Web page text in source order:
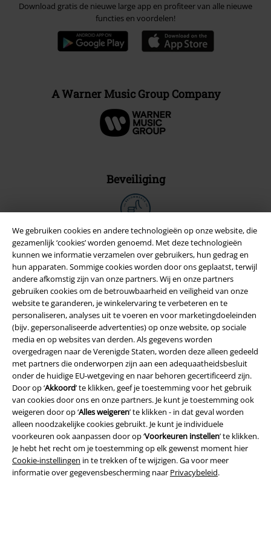
We gebruiken cookies en andere technologieën op onze website, die
gezamenlijk ‘cookies’ worden genoemd. Met deze technologieën
kunnen we informatie verzamelen over gebruikers, hun gedrag en
hun apparaten. Sommige cookies worden door ons geplaatst, terwijl
andere afkomstig zijn van onze partners. Wij en onze partners
gebruiken cookies om de betrouwbaarheid en veiligheid van onze
website te garanderen, je winkelervaring te verbeteren en te
personaliseren, analyses uit te voeren en voor marketingdoeleinden
(bijv. gepersonaliseerde advertenties) op onze website, op sociale
media en op websites van derden. Als gegevens worden
overgedragen naar de Verenigde Staten, worden deze alleen gedeeld
met partners die onderworpen zijn aan een adequaatheidsbesluit
onder de huidige EU-wetgeving en naar behoren gecertificeerd zijn.
Door op ‘Akkoord’ te klikken, geef je toestemming voor het gebruik
van cookies door ons en onze partners. Je kunt je toestemming ook
weigeren door op ‘Alles weigeren’ te klikken - in dat geval worden
alleen noodzakelijke cookies gebruikt. Je kunt je individuele
voorkeuren ook aanpassen door op ‘Voorkeuren instellen’ te klikken.
Je hebt het recht om je toestemming op elk gewenst moment hier
Cookie-instellingen in te trekken of te wijzigen. Ga voor meer
informatie over gegevensbescherming naar Privacybeleid.
Download gratis de nieuwe large app en profiteer van alle nieuwe
functies en voordelen!
A Warner Music Group Company
Beveiliging
Legal
Algemene Voorwaarden
Bedrijfsgegevens
Privacyverklaring
Verklaring van conformiteit